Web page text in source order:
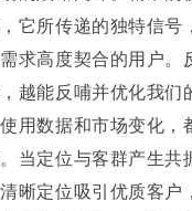
它所传递的独特信号
求高度契合的用户。
越能反哺并优化我们
用数据和市场变化，
当定位与客群产生共
晰定位吸引优质客户